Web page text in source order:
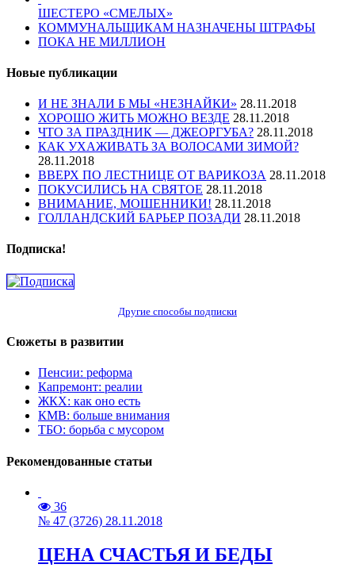
ШЕСТЕРО «СМЕЛЫХ»
КОММУНАЛЬЩИКАМ НАЗНАЧЕНЫ ШТРАФЫ
ПОКА НЕ МИЛЛИОН
Новые публикации
И НЕ ЗНАЛИ Б МЫ «НЕЗНАЙКИ» 28.11.2018
ХОРОШО ЖИТЬ МОЖНО ВЕЗДЕ 28.11.2018
ЧТО ЗА ПРАЗДНИК — ДЖЕОРГУБА? 28.11.2018
КАК УХАЖИВАТЬ ЗА ВОЛОСАМИ ЗИМОЙ?
28.11.2018
ВВЕРХ ПО ЛЕСТНИЦЕ ОТ ВАРИКОЗА 28.11.2018
ПОКУСИЛИСЬ НА СВЯТОЕ 28.11.2018
ВНИМАНИЕ, МОШЕННИКИ! 28.11.2018
ГОЛЛАНДСКИЙ БАРЬЕР ПОЗАДИ 28.11.2018
Подписка!
Другие способы подписки
Сюжеты в развитии
Пенсии: реформа
Капремонт: реалии
ЖКХ: как оно есть
КМВ: больше внимания
ТБО: борьба с мусором
Рекомендованные статьи
36
№ 47 (3726) 28.11.2018
ЦЕНА СЧАСТЬЯ И БЕДЫ